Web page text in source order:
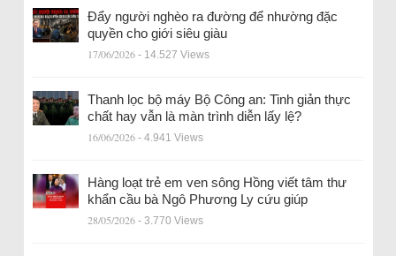
Đẩy người nghèo ra đường để nhường đặc
quyền cho giới siêu giàu
17/06/2026 - 14.527 Views
Thanh lọc bộ máy Bộ Công an: Tinh giản thực
chất hay vẫn là màn trình diễn lấy lệ?
16/06/2026 - 4.941 Views
Hàng loạt trẻ em ven sông Hồng viết tâm thư
khẩn cầu bà Ngô Phương Ly cứu giúp
28/05/2026 - 3.770 Views